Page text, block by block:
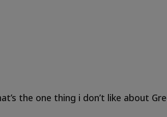
the one thing i don’t like about